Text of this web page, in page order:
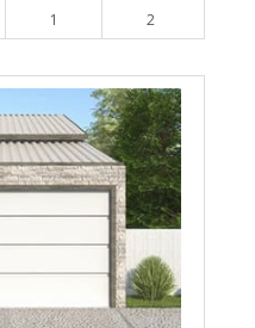
1 2